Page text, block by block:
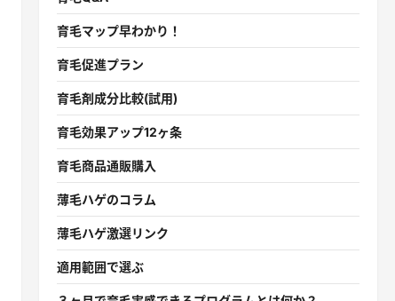
育毛マップ早わかり！
育毛促進プラン
育毛剤成分比較(試用)
育毛効果アップ12ヶ条
育毛商品通販購入
薄毛ハゲのコラム
薄毛ハゲ激選リンク
適用範囲で選ぶ